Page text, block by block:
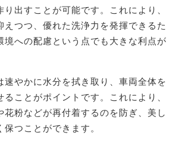
り出すことが可能です。これにより、
えつつ、優れた洗浄力を発揮できるた
境への配慮という点でも大きな利点が
速やかに水分を拭き取り、車両全体を
ることがポイントです。これにより、
花粉などが再付着するのを防ぎ、美し
つことができます。